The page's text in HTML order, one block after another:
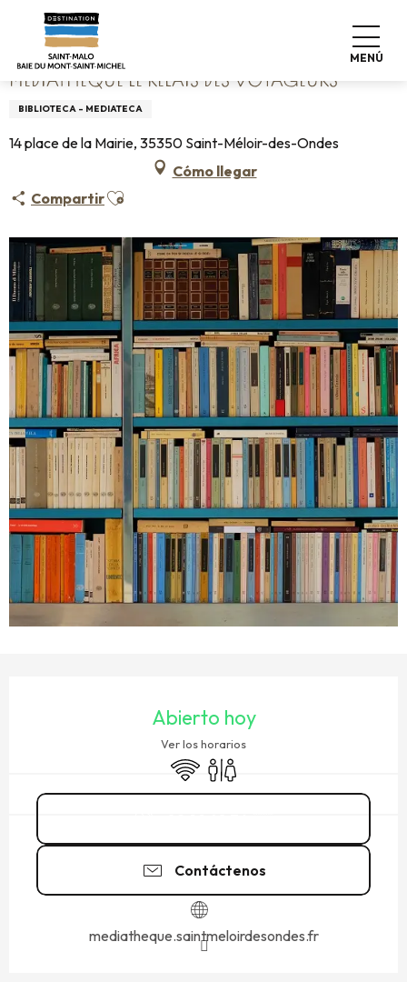
contenu
principal
MENÚ
Home Médiathèque Le Relais des Voyageurs
MÉDIATHÈQUE LE RELAIS DES VOYAGEURS
BIBLIOTECA - MEDIATECA
14 place de la Mairie, 35350 Saint-Méloir-des-Ondes
Cómo llegar
CompartirAjouter aux favoris
Abierto hoy
Ver los horarios
Wifi Aseos
Contáctenos
mediatheque.saintmeloirdesondes.fr